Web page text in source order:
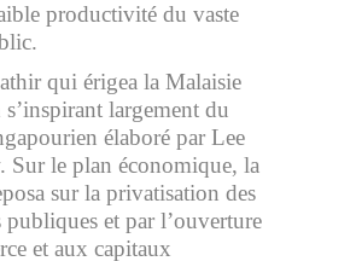
productivité du vaste
qui érigea la Malaisie
largement du
élaboré par Lee
Sur le plan économique, la
sur la privatisation des
publiques et par l’ouverture
et aux capitaux